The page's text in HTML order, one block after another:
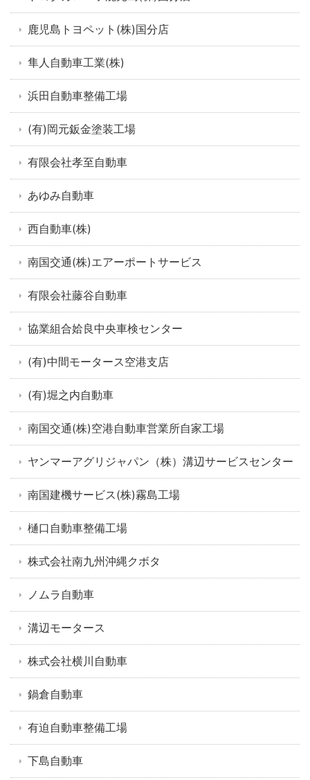
鹿児島トヨペット(株)国分店
隼人自動車工業(株)
浜田自動車整備工場
(有)岡元鈑金塗装工場
有限会社孝至自動車
あゆみ自動車
西自動車(株)
南国交通(株)エアーポートサービス
有限会社藤谷自動車
協業組合姶良中央車検センター
(有)中間モータース空港支店
(有)堀之内自動車
南国交通(株)空港自動車営業所自家工場
ヤンマーアグリジャパン（株）溝辺サービスセンター
南国建機サービス(株)霧島工場
樋口自動車整備工場
株式会社南九州沖縄クボタ
ノムラ自動車
溝辺モータース
株式会社横川自動車
鍋倉自動車
有迫自動車整備工場
下島自動車